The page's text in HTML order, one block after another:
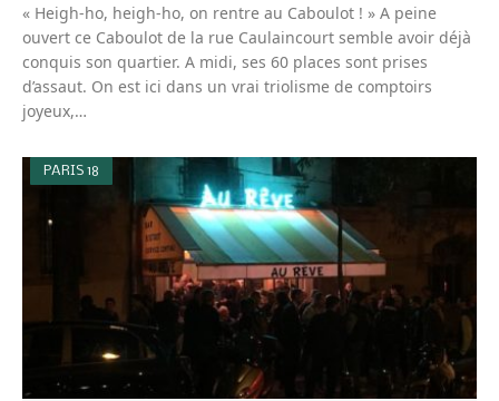
« Heigh-ho, heigh-ho, on rentre au Caboulot ! » A peine
ouvert ce Caboulot de la rue Caulaincourt semble avoir déjà
conquis son quartier. A midi, ses 60 places sont prises
d’assaut. On est ici dans un vrai triolisme de comptoirs
joyeux,…
PARIS 18